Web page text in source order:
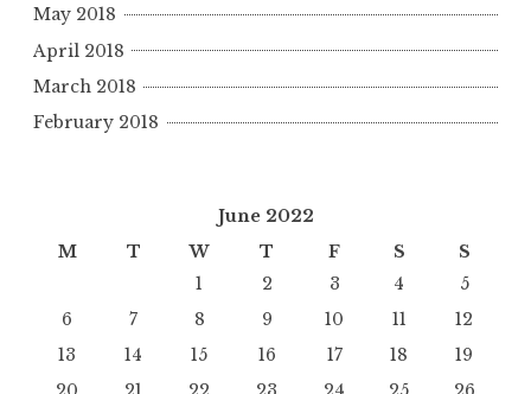
May 2018
April 2018
March 2018
February 2018
June 2022
M
T W T F S
S
1
2 3 4
5
6
7 8 9 10 11
12
13
14 15 16 17 18
19